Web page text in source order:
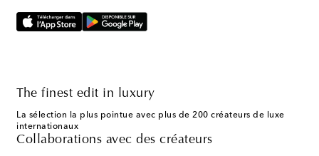
The finest edit in luxury
La sélection la plus pointue avec plus de 200 créateurs de luxe
internationaux
Collaborations avec des créateurs